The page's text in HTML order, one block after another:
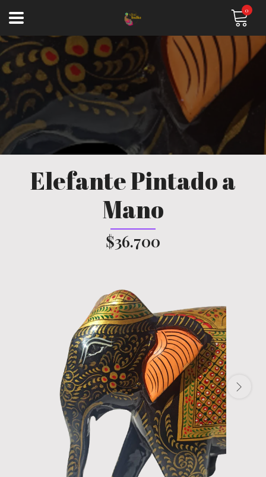
0
Elefante Pintado a
Mano
$36.700